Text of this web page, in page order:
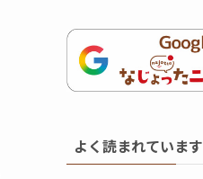
よく読まれています